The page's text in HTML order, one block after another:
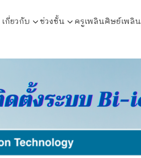
เกี่ยวกับ ช่วงชั้น ครูเพลินศิษย์เพลิน
for: